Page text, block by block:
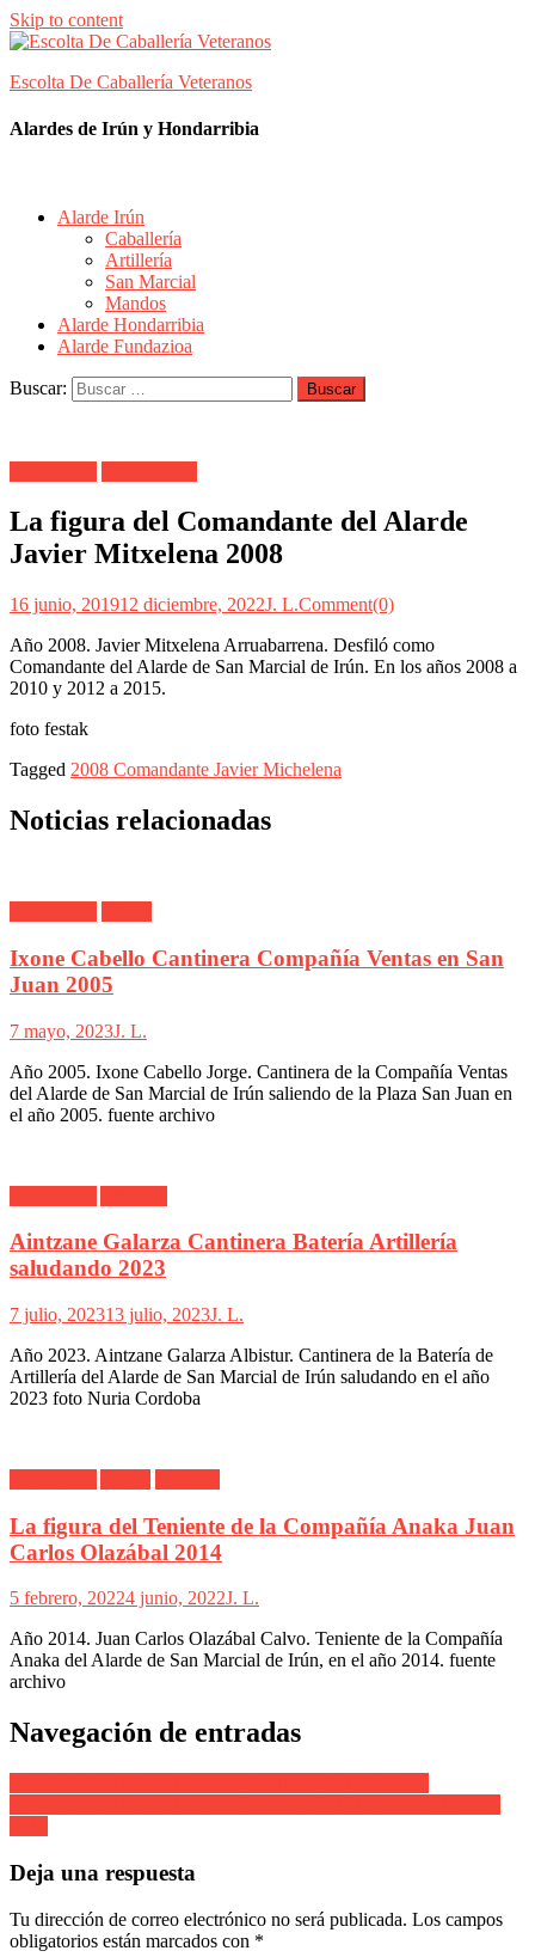
Skip to content
Escolta De Caballería Veteranos
Alardes de Irún y Hondarribia
Alarde Irún
Caballería
Artillería
San Marcial
Mandos
Alarde Hondarribia
Alarde Fundazioa
Buscar:
La figura del Comandante del Alarde
Javier Mitxelena 2008
16 junio, 201912 diciembre, 2022J. L.Comment(0)
Año 2008. Javier Mitxelena Arruabarrena. Desfiló como
Comandante del Alarde de San Marcial de Irún. En los años 2008 a
2010 y 2012 a 2015.
foto festak
Tagged 2008 Comandante Javier Michelena
Noticias relacionadas
Ixone Cabello Cantinera Compañía Ventas en San
Juan 2005
7 mayo, 2023J. L.
Año 2005. Ixone Cabello Jorge. Cantinera de la Compañía Ventas
del Alarde de San Marcial de Irún saliendo de la Plaza San Juan en
el año 2005. fuente archivo
Aintzane Galarza Cantinera Batería Artillería
saludando 2023
7 julio, 202313 julio, 2023J. L.
Año 2023. Aintzane Galarza Albistur. Cantinera de la Batería de
Artillería del Alarde de San Marcial de Irún saludando en el año
2023 foto Nuria Cordoba
La figura del Teniente de la Compañía Anaka Juan
Carlos Olazábal 2014
5 febrero, 20224 junio, 2022J. L.
Año 2014. Juan Carlos Olazábal Calvo. Teniente de la Compañía
Anaka del Alarde de San Marcial de Irún, en el año 2014. fuente
archivo
Navegación de entradas
Deja una respuesta
Tu dirección de correo electrónico no será publicada. Los campos
obligatorios están marcados con *